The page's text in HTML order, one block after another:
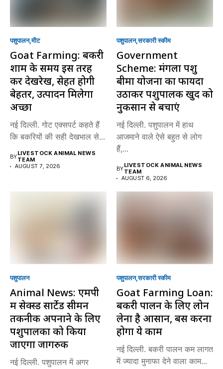
पशुपालन मीट
Goat Farming: बकरी
शाम के समय इस तरह
करें देखरेख, सेहत होगी
बेहतर, उत्पादन मिलेगा
अच्छा
नई दिल्ली. गोट एक्सपर्ट कहते हैं
कि बकरियों की सही देखभाल से...
BYLIVESTOCK ANIMAL NEWS
TEAM
AUGUST 7, 2026
पशुपालन सरकारी स्की‍म
Government
Scheme: मंगला पशु
बीमा योजना का फायदा
उठाकर पशुपालक खुद को
नुकसान से बचाएं
नई दिल्ली. पशुपालन में हाथ
आजमाने वाले ऐसे बहुत से लोग
हैं,...
BYLIVESTOCK ANIMAL NEWS
TEAM
AUGUST 6, 2026
पशुपालन
Animal News: एमपी
में सेक्स्ड सार्टेड सीमन
तकनीक अपनाने के लिए
पशुपालकों को किया
जाएगा जागरुक
नई दिल्ली. पशुपालन में अगर
पशुपालन सरकारी स्की‍म
Goat Farming Loan:
बकरी पालन के लिए लोन
लेना है आसान, बस करना
होगा ये काम
नई दिल्ली. बकरी पालन कम लागत
में ज्यादा मुनाफा देने वाला काम...